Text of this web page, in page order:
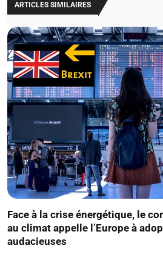
ARTICLES SIMILAIRES
Face à la crise énergétique, le
au climat appelle l’Europe à
audacieuses